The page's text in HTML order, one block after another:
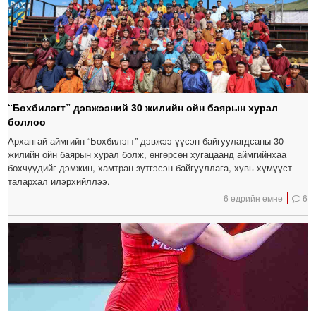
“Бөхбилэгт” дэвжээний 30 жилийн ойн баярын хурал
боллоо
Архангай аймгийн “Бөхбилэгт” дэвжээ үүсэн байгуулагдсаны 30
жилийн ойн баярын хурал болж, өнгөрсөн хугацаанд аймгийнхаа
бөхчүүдийг дэмжин, хамтран зүтгэсэн байгууллага, хувь хүмүүст
талархал илэрхийллээ.
6 өдрийн өмнө 6